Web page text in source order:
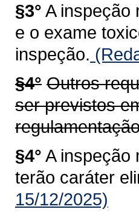
§3° A inspeção
e o exame
inspeção.
§4° Outros
ser previstos
§4° A inspeção
terão caráter
15/12/2025)